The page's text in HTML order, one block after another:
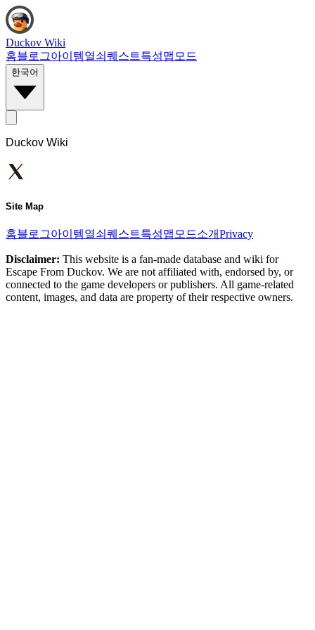
Duckov Wiki
홈블로그아이템열쇠 퀘스트특성맵 모드
한국어
Duckov Wiki
Site Map
홈블로그아이템열쇠 퀘스트특성맵 모드소개Privacy
Disclaimer: This website is a fan-made database and wiki for
Escape From Duckov. We are not affiliated with, endorsed by, or
connected to the game developers or publishers. All game-related
content, images, and data are property of their respective owners.